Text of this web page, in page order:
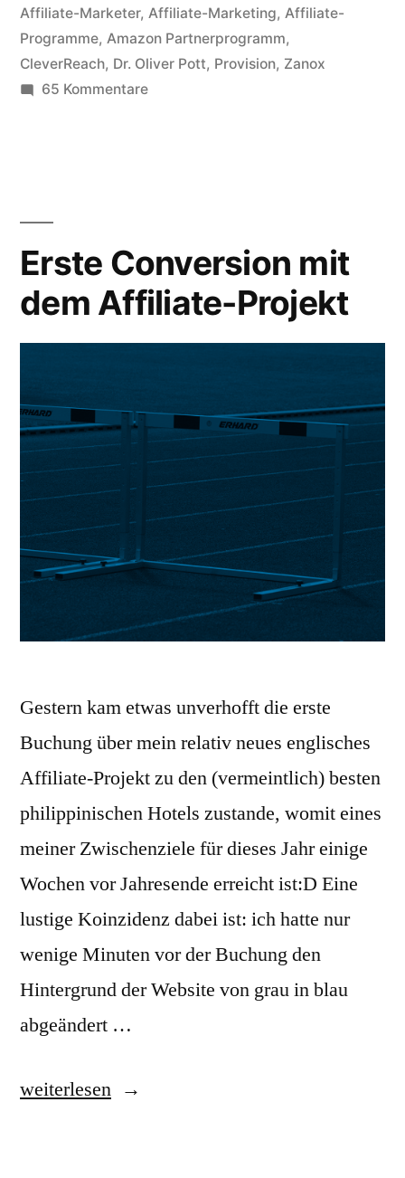
Affiliate-Marketer, Affiliate-Marketing, Affiliate-
Programme, Amazon Partnerprogramm,
CleverReach, Dr. Oliver Pott, Provision, Zanox
65 Kommentarezu
Erste Conversion mit
dem Affiliate-Projekt
Gestern kam etwas unverhofft die erste
Buchung über mein relativ neues englisches
Affiliate-Projekt zu den (vermeintlich) besten
philippinischen Hotels zustande, womit eines
meiner Zwischenziele für dieses Jahr einige
Wochen vor Jahresende erreicht ist:D Eine
lustige Koinzidenz dabei ist: ich hatte nur
wenige Minuten vor der Buchung den
Hintergrund der Website von grau in blau
abgeändert …
„Erste
weiterlesen